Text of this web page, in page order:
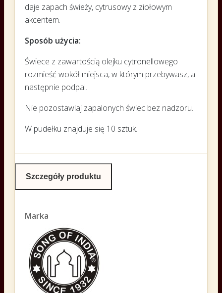
daje zapach świeży, cytrusowy z ziołowym
akcentem.
Sposób użycia:
Świece z zawartością olejku cytronellowego
rozmieść wokół miejsca, w którym przebywasz, a
następnie podpal.
Nie pozostawiaj zapalonych świec bez nadzoru.
W pudełku znajduje się 10 sztuk.
Szczegóły produktu
Marka